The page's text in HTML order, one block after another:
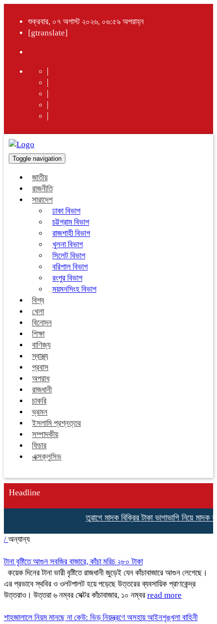
শুক্রবার, ০৭ অগাস্ট ২০২৬, ০৬:৫৯ অপরাহ্ন
[gtranslate]
Toggle navigation
জাতীয়
রাজনীতি
সারাদেশ
ঢাকা বিভাগ
চট্টগ্রাম বিভাগ
রাজশাহী বিভাগ
খুলনা বিভাগ
সিলেট বিভাগ
বরিশাল বিভাগ
রংপুর বিভাগ
ময়মনসিংহ বিভাগ
বিশ্ব
খেলা
বিনোদন
শিক্ষা
বাণিজ্য
স্বাস্থ্য
প্রবাস
অপরাধ
রাজধানী
চাকরি
ভ্রমন
ইসলামি প্রশ্নত্তর
সম্পাদকীয়
ফিচার
এক্সক্লুসিভ
Headline
তুরাগে মাদক বিক্রির টাকা ভাগাভাগি নিয়ে মাদক
/ অন্যান্য
টানা বৃষ্টিতে আগুন সবজির বাজারে, কাঁচা মরিচ ২৮০ টাকা
কয়েক দিনের টানা ভারী বৃষ্টিতে রাজধানী জুড়েই যেন কাঁচাবাজারে আগুন লেগেছে।
এর প্রভাবে স্থবির ও ওলটপালট হয়ে পড়েছে উত্তরের ব্যবসায়িক প্রাণকেন্দ্র
উত্তরাও। উত্তরা ৬ নম্বর সেক্টর কাঁচাবাজার, ১০ নম্বর read more
শাহজালালে নিয়ম মানছে না কেউ: ভিড় নিয়ন্ত্রণে অসহায় আইনশৃঙ্খলা বাহিনী